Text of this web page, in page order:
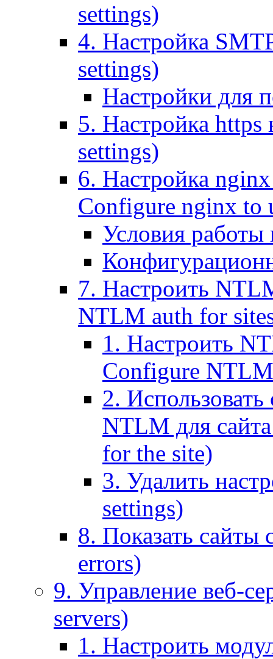
settings)
4. Настройка
settings)
Настройки для
5. Настройка https
settings)
6. Настройка
Configure nginx to
Условия работы
7. Настроить
NTLM auth for
1. Настроить
Configure
2.
NTLM для
for the site)
3. Удалить
settings)
8. Показать
errors)
9. Управление веб-
servers)
1. Настроить